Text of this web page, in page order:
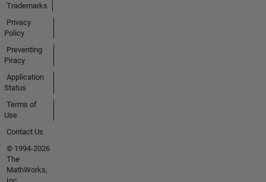
Trademarks
Privacy
Policy
Preventing
Piracy
Application
Status
Terms of
Use
Contact Us
© 1994-2026
The
MathWorks,
Inc.